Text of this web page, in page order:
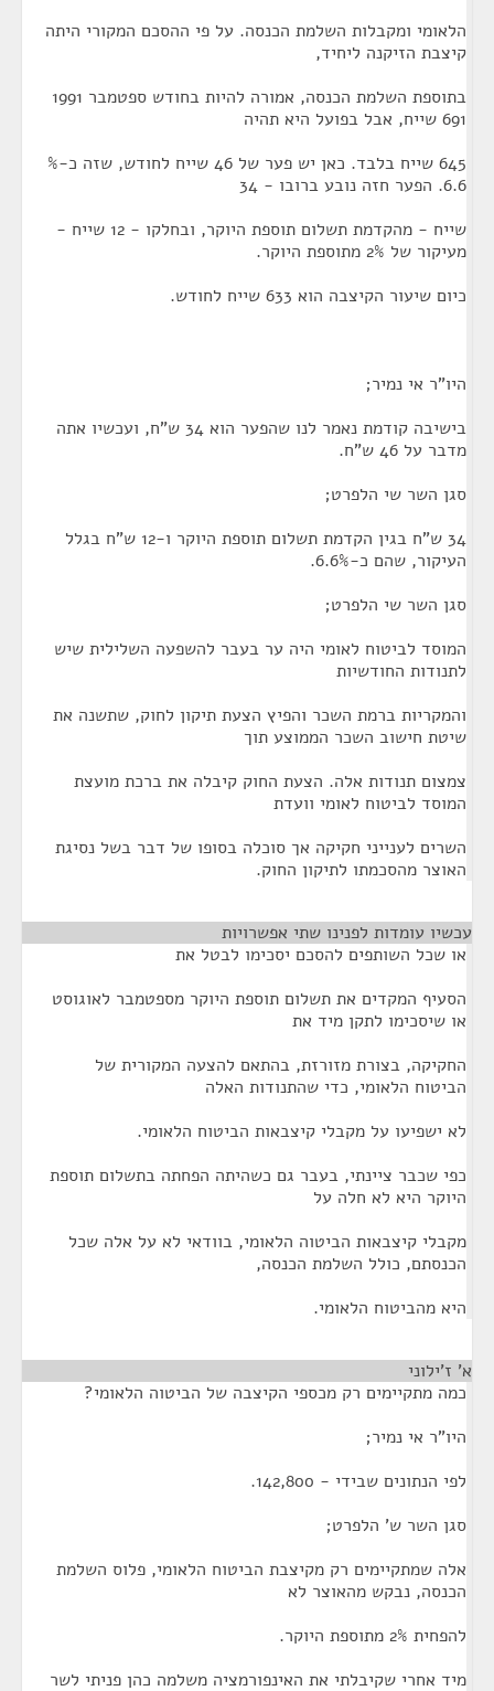
הלאומי ומקבלות השלמת הכנסה. על פי ההסכם המקורי היתה
קיצבת הזיקנה ליחיד,
בתוספת השלמת הכנסה, אמורה להיות בחודש ספטמבר 1991
691 שייח, אבל בפועל היא תהיה
645 שייח בלבד. כאן יש פער של 46 שייח לחודש, שזה כ-%
6.6. הפער חזה נובע ברובו - 34
שייח - מהקדמת תשלום תוספת היוקר, ובחלקו - 12 שייח -
מעיקור של 2% מתוספת היוקר.
כיום שיעור הקיצבה הוא 633 שייח לחודש.
היו"ר אי נמיר;
בישיבה קודמת נאמר לנו שהפער הוא 34 ש"ח, ועכשיו אתה
מדבר על 46 ש"ח.
סגן השר שי הלפרט;
34 ש"ח בגין הקדמת תשלום תוספת היוקר ו-12 ש"ח בגלל
העיקור, שהם כ-6.6%.
סגן השר שי הלפרט;
המוסד לביטוח לאומי היה ער בעבר להשפעה השלילית שיש
לתנודות החודשיות
והמקריות ברמת השכר והפיץ הצעת תיקון לחוק, שתשנה את
שיטת חישוב השכר הממוצע תוך
צמצום תנודות אלה. הצעת החוק קיבלה את ברכת מועצת
המוסד לביטוח לאומי וועדת
השרים לענייני חקיקה אך סוכלה בסופו של דבר בשל נסיגת
האוצר מהסכמתו לתיקון החוק.
עכשיו עומדות לפנינו שתי אפשרויות
או שכל השותפים להסכם יסכימו לבטל את
הסעיף המקדים את תשלום תוספת היוקר מספטמבר לאוגוסט
או שיסכימו לתקן מיד את
החקיקה, בצורת מזורזת, בהתאם להצעה המקורית של
הביטוח הלאומי, כדי שהתנודות האלה
לא ישפיעו על מקבלי קיצבאות הביטוח הלאומי.
כפי שכבר ציינתי, בעבר גם כשהיתה הפחתה בתשלום תוספת
היוקר היא לא חלה על
מקבלי קיצבאות הביטוה הלאומי, בוודאי לא על אלה שכל
הכנסתם, כולל השלמת הכנסה,
היא מהביטוח הלאומי.
א' ז'ילוני
כמה מתקיימים רק מכספי הקיצבה של הביטוה הלאומי?
היו"ר אי נמיר;
לפי הנתונים שבידי - 142,800.
סגן השר ש' הלפרט;
אלה שמתקיימים רק מקיצבת הביטוח הלאומי, פלוס השלמת
הכנסה, נבקש מהאוצר לא
להפחית 2% מתוספת היוקר.
מיד אחרי שקיבלתי את האינפורמציה משלמה כהן פניתי לשר